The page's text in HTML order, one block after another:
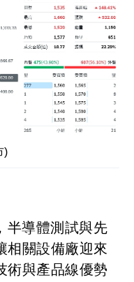
)
半導體測試與先
相關設備廠迎來
術與產品線優勢